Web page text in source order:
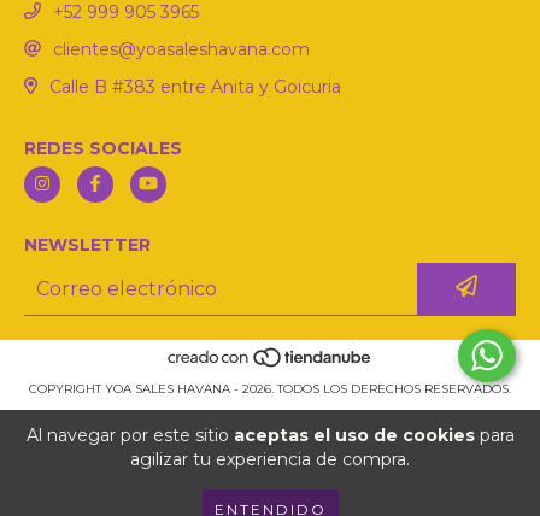
Al navegar por este sitio aceptas el uso de cookiespara
agilizar tu experiencia de compra.
ENTENDIDO
‪+52 999 905 3965‬
clientes@yoasaleshavana.com
Calle B #383 entre Anita y Goicuria
REDES SOCIALES
NEWSLETTER
COPYRIGHT YOA SALES HAVANA - 2026. TODOS LOS DERECHOS RESERVADOS.